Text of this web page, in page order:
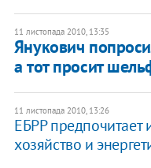
11 листопада 2010, 13:35
Янукович
а тот просит
11 листопада 2010, 13:26
ЕБРР предпочитает
хозяйство и